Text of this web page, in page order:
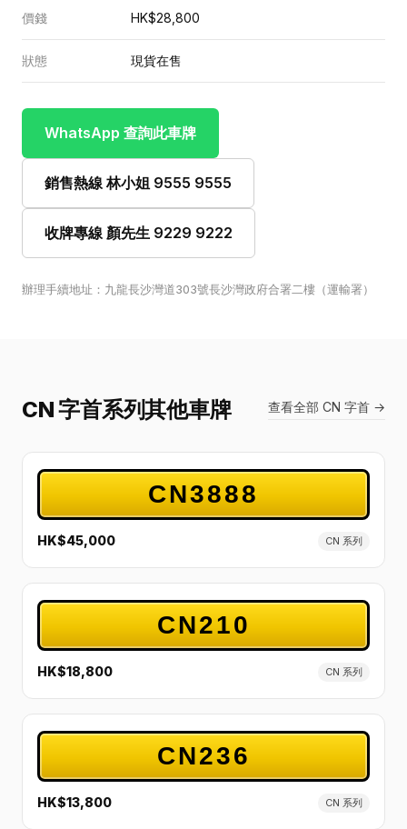
價錢 HK$28,800
狀態 現貨在售
WhatsApp 查詢此車牌
銷售熱線 林小姐 9555 9555
收牌專線 顏先生 9229 9222
辦理手續地址：九龍長沙灣道303號長沙灣政府合署二樓（運輸署）
CN 字首系列其他車牌 查看全部 CN 字首 →
CN3888
HK$45,000 CN 系列
CN210
HK$18,800 CN 系列
CN236
HK$13,800 CN 系列